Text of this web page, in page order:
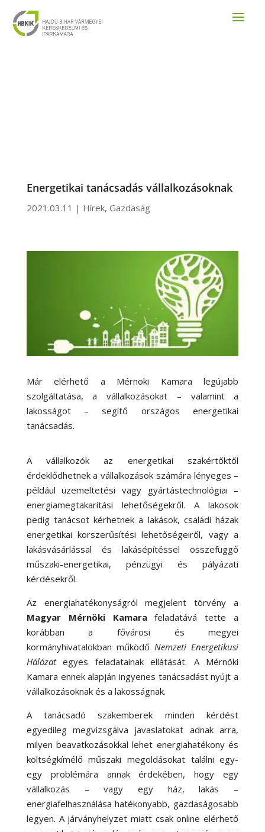
Energetikai tanácsadás vállalkozásoknak
2021.03.11 | Hírek, Gazdaság
Már elérhető a Mérnöki Kamara legújabb
szolgáltatása, a vállalkozásokat – valamint a
lakosságot – segítő országos energetikai
tanácsadás.
A vállalkozók az energetikai szakértőktől
érdeklődhetnek a vállalkozások számára lényeges –
például üzemeltetési vagy gyártástechnológiai –
energiamegtakarítási lehetőségekről. A lakosok
pedig tanácsot kérhetnek a lakások, családi házak
energetikai korszerűsítési lehetőségeiről, vagy a
lakásvásárlással és lakásépítéssel összefüggő
műszaki-energetikai, pénzügyi és pályázati
kérdésekről.
Az energiahatékonyságról megjelent törvény a
Magyar Mérnöki Kamarafeladatává tette a
korábban a fővárosi és megyei
kormányhivatalokban működőNemzeti Energetikusi
Hálózategyes feladatainak ellátását. A Mérnöki
Kamara ennek alapján ingyenes tanácsadást nyújt a
vállalkozásoknak és a lakosságnak.
A tanácsadó szakemberek minden kérdést
egyedileg megvizsgálva javaslatokat adnak arra,
milyen beavatkozásokkal lehet energiahatékony és
költségkímélő műszaki megoldásokat találni egy-
egy problémára annak érdekében, hogy egy
vállalkozás – vagy egy ház, lakás –
energiafelhasználása hatékonyabb, gazdaságosabb
legyen. A járványhelyzet miatt csak online elérhető